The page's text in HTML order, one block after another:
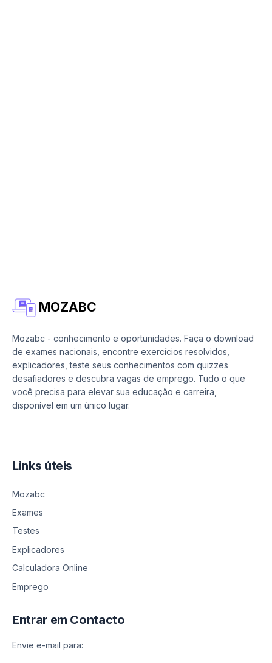
MOZABC
Mozabc - conhecimento e oportunidades. Faça o download
de exames nacionais, encontre exercícios resolvidos,
explicadores, teste seus conhecimentos com quizzes
desafiadores e descubra vagas de emprego. Tudo o que
você precisa para elevar sua educação e carreira,
disponível em um único lugar.
Links úteis
Mozabc
Exames
Testes
Explicadores
Calculadora Online
Emprego
Entrar em Contacto
Envie e-mail para: